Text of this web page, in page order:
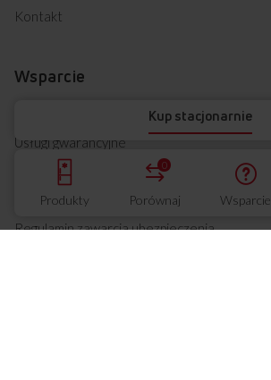
Produkty Porównaj
0
Wsparcie
Kup stacjonarnie
Kontakt
Wsparcie
Usługi gwarancyjne
Usługi pogwarancyjne
Ubezpieczenie urządzenia
Regulamin zawarcia ubezpieczenia